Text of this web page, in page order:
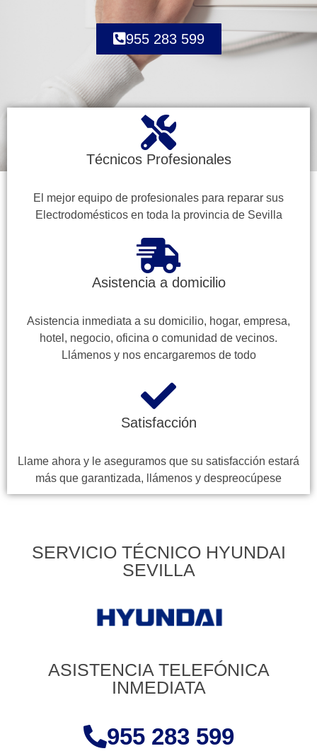
955 283 599
Técnicos Profesionales
El mejor equipo de profesionales para reparar sus
Electrodomésticos en toda la provincia de Sevilla
Asistencia a domicilio
Asistencia inmediata a su domicilio, hogar, empresa,
hotel, negocio, oficina o comunidad de vecinos.
Llámenos y nos encargaremos de todo
Satisfacción
Llame ahora y le aseguramos que su satisfacción estará
más que garantizada, llámenos y despreocúpese
SERVICIO TÉCNICO HYUNDAI
SEVILLA
ASISTENCIA TELEFÓNICA
INMEDIATA
955 283 599